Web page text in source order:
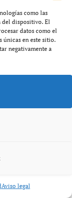
como las
del dispositivo. El
datos como el
únicas en este sitio.
negativamente a
Aviso legal